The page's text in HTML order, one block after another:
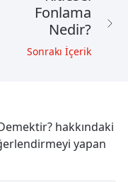
Fonlama
Nedir?
Sonrakı İçerik
hakkındaki
yapan